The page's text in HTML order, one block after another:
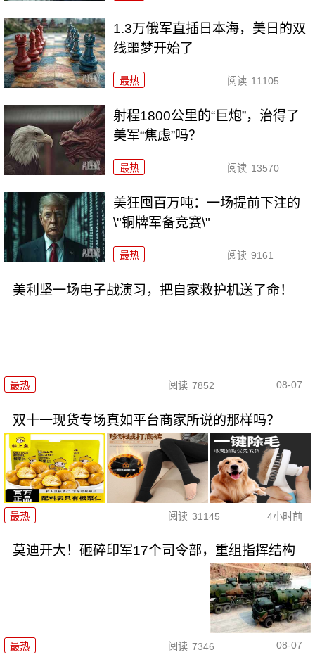
1.3万俄军直插日本海，美日的双
线噩梦开始了
最热 阅读 11105
射程1800公里的“巨炮”，治得了
美军“焦虑”吗？
最热 阅读 13570
美狂囤百万吨：一场提前下注的
\"铜牌军备竞赛\"
最热 阅读 9161
美利坚一场电子战演习，把自家救护机送了命！
最热 阅读 7852 08-07
双十一现货专场真如平台商家所说的那样吗？
最热 阅读 31145 4小时前
莫迪开大！砸碎印军17个司令部，重组指挥结构
最热 阅读 7346 08-07